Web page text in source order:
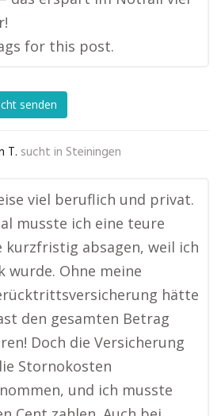
for this post.
senden
T. sucht in Steiningen
viel beruflich und privat.
musste ich eine teure
kurzfristig absagen, weil ich
wurde. Ohne meine
hätte
den gesamten Betrag
Doch die Versicherung
Stornokosten
und ich musste